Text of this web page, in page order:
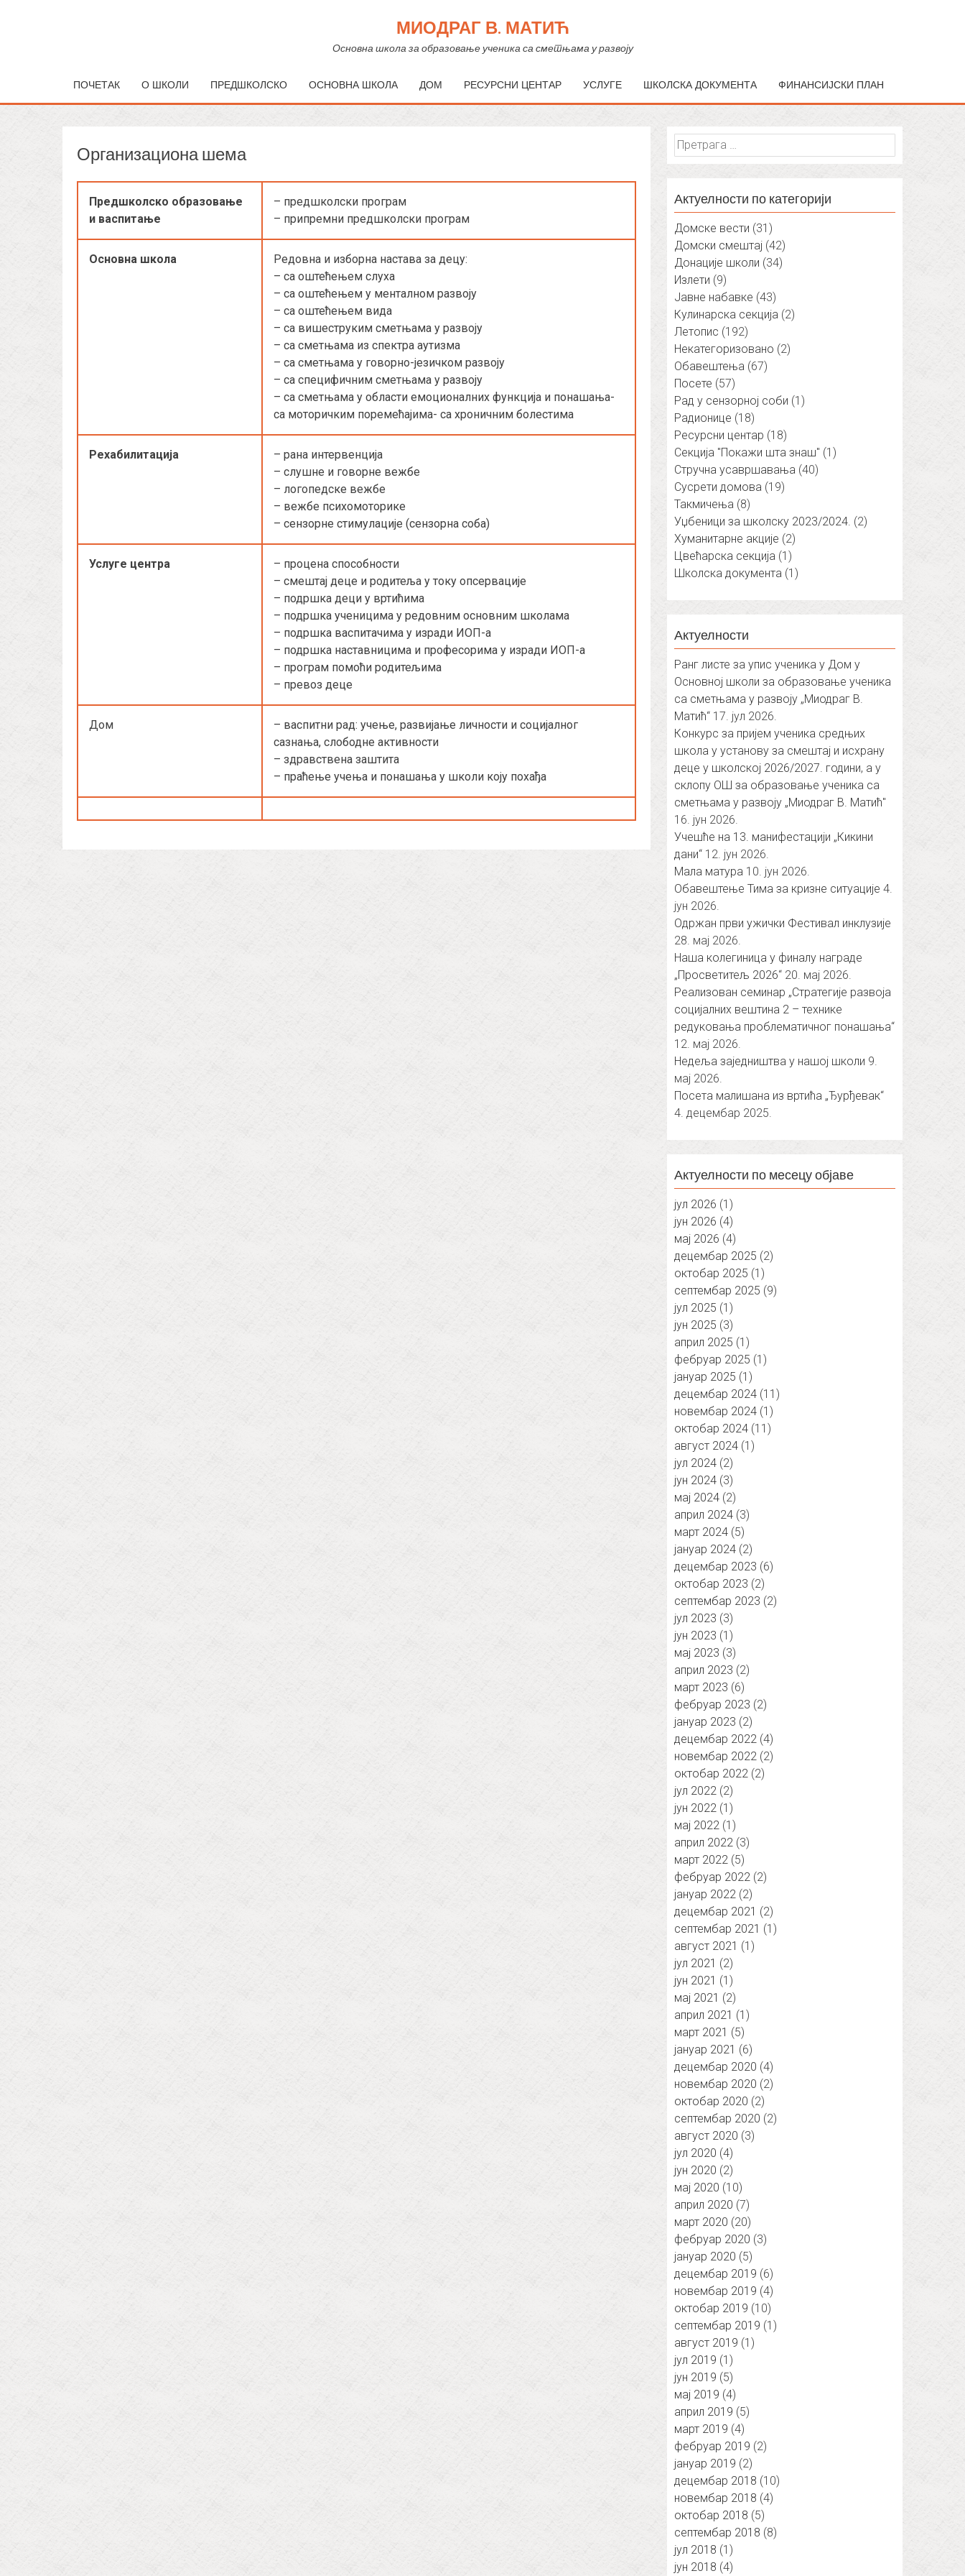
МИОДРАГ В. МАТИЋ
Основна школа за образовање ученика са сметњама у развоју
ПОЧЕТАК О ШКОЛИ ПРЕДШКОЛСКО ОСНОВНА ШКОЛА ДОМ РЕСУРСНИ ЦЕНТАР УСЛУГЕ ШКОЛСКА ДОКУМЕНТА ФИНАНСИЈСКИ ПЛАН
Организациона шема
Предшколско образовање
и васпитање
– предшколски програм
– припремни предшколски програм
Основна школа
Редовна и изборна настава за децу:
– са оштећењем слуха
– са оштећењем у менталном развоју
– са оштећењем вида
– са вишеструким сметњама у развоју
– са сметњама из спектра аутизма
– са сметњама у говорно-језичком развоју
– са специфичним сметњама у развоју
– са сметњама у области емоционалних функција и понашања-
са моторичким поремећајима- са хроничним болестима
Рехабилитација
– рана интервенција
– слушне и говорне вежбе
– логопедске вежбе
– вежбе психомоторике
– сензорне стимулације (сензорна соба)
Услуге центра
– процена способности
– смештај деце и родитеља у току опсервације
– подршка деци у вртићима
– подршка ученицима у редовним основним школама
– подршка васпитачима у изради ИОП-а
– подршка наставницима и професорима у изради ИОП-а
– програм помоћи родитељима
– превоз деце
Дом
– васпитни рад: учење, развијање личности и социјалног
сазнања, слободне активности
– здравствена заштита
– праћење учења и понашања у школи коју похађа
Претрага
за:
Актуелности по категорији
Домске вести (31)
Домски смештај (42)
Донације школи (34)
Излети (9)
Јавне набавке (43)
Кулинарска секција (2)
Летопис (192)
Некатегоризовано (2)
Обавештења (67)
Посете (57)
Рад у сензорној соби (1)
Радионице (18)
Ресурсни центар (18)
Секција "Покажи шта знаш" (1)
Стручна усавршавања (40)
Сусрети домова (19)
Такмичења (8)
Уџбеници за школску 2023/2024. (2)
Хуманитарне акције (2)
Цвећарска секција (1)
Школска документа (1)
Актуелности
Ранг листе за упис ученика у Дом у
Основној школи за образовање ученика
са сметњама у развоју „Миодраг В.
Матић“ 17. јул 2026.
Конкурс за пријем ученика средњих
школа у установу за смештај и исхрану
деце у школској 2026/2027. години, а у
склопу ОШ за образовање ученика са
сметњама у развоју „Миодраг В. Матић″
16. јун 2026.
Учешће на 13. манифестацији „Кикини
дани“ 12. јун 2026.
Мала матура 10. јун 2026.
Обавештење Тима за кризне ситуације 4.
јун 2026.
Одржан први ужички Фестивал инклузије
28. мај 2026.
Наша колегиница у финалу награде
„Просветитељ 2026“ 20. мај 2026.
Реализован семинар „Стратегије развоја
социјалних вештина 2 – технике
редуковања проблематичног понашања“
12. мај 2026.
Недеља заједништва у нашој школи 9.
мај 2026.
Посета малишана из вртића „Ђурђевак“
4. децембар 2025.
Актуелности по месецу објаве
јул 2026 (1)
јун 2026 (4)
мај 2026 (4)
децембар 2025 (2)
октобар 2025 (1)
септембар 2025 (9)
јул 2025 (1)
јун 2025 (3)
април 2025 (1)
фебруар 2025 (1)
јануар 2025 (1)
децембар 2024 (11)
новембар 2024 (1)
октобар 2024 (11)
август 2024 (1)
јул 2024 (2)
јун 2024 (3)
мај 2024 (2)
април 2024 (3)
март 2024 (5)
јануар 2024 (2)
децембар 2023 (6)
октобар 2023 (2)
септембар 2023 (2)
јул 2023 (3)
јун 2023 (1)
мај 2023 (3)
април 2023 (2)
март 2023 (6)
фебруар 2023 (2)
јануар 2023 (2)
децембар 2022 (4)
новембар 2022 (2)
октобар 2022 (2)
јул 2022 (2)
јун 2022 (1)
мај 2022 (1)
април 2022 (3)
март 2022 (5)
фебруар 2022 (2)
јануар 2022 (2)
децембар 2021 (2)
септембар 2021 (1)
август 2021 (1)
јул 2021 (2)
јун 2021 (1)
мај 2021 (2)
април 2021 (1)
март 2021 (5)
јануар 2021 (6)
децембар 2020 (4)
новембар 2020 (2)
октобар 2020 (2)
септембар 2020 (2)
август 2020 (3)
јул 2020 (4)
јун 2020 (2)
мај 2020 (10)
април 2020 (7)
март 2020 (20)
фебруар 2020 (3)
јануар 2020 (5)
децембар 2019 (6)
новембар 2019 (4)
октобар 2019 (10)
септембар 2019 (1)
август 2019 (1)
јул 2019 (1)
јун 2019 (5)
мај 2019 (4)
април 2019 (5)
март 2019 (4)
фебруар 2019 (2)
јануар 2019 (2)
децембар 2018 (10)
новембар 2018 (4)
октобар 2018 (5)
септембар 2018 (8)
јул 2018 (1)
јун 2018 (4)